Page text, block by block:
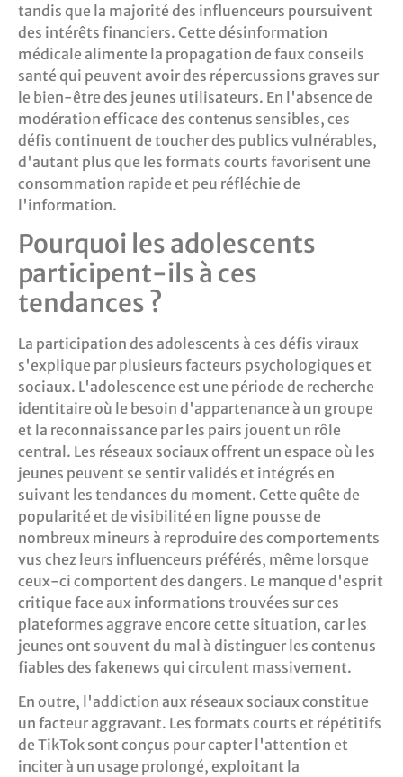
tandis que la majorité des influenceurs poursuivent
des intérêts financiers. Cette désinformation
médicale alimente la propagation de faux conseils
santé qui peuvent avoir des répercussions graves sur
le bien-être des jeunes utilisateurs. En l'absence de
modération efficace des contenus sensibles, ces
défis continuent de toucher des publics vulnérables,
d'autant plus que les formats courts favorisent une
consommation rapide et peu réfléchie de
l'information.
Pourquoi les adolescents
participent-ils à ces
tendances ?
La participation des adolescents à ces défis viraux
s'explique par plusieurs facteurs psychologiques et
sociaux. L'adolescence est une période de recherche
identitaire où le besoin d'appartenance à un groupe
et la reconnaissance par les pairs jouent un rôle
central. Les réseaux sociaux offrent un espace où les
jeunes peuvent se sentir validés et intégrés en
suivant les tendances du moment. Cette quête de
popularité et de visibilité en ligne pousse de
nombreux mineurs à reproduire des comportements
vus chez leurs influenceurs préférés, même lorsque
ceux-ci comportent des dangers. Le manque d'esprit
critique face aux informations trouvées sur ces
plateformes aggrave encore cette situation, car les
jeunes ont souvent du mal à distinguer les contenus
fiables des fakenews qui circulent massivement.
En outre, l'addiction aux réseaux sociaux constitue
un facteur aggravant. Les formats courts et répétitifs
de TikTok sont conçus pour capter l'attention et
inciter à un usage prolongé, exploitant la